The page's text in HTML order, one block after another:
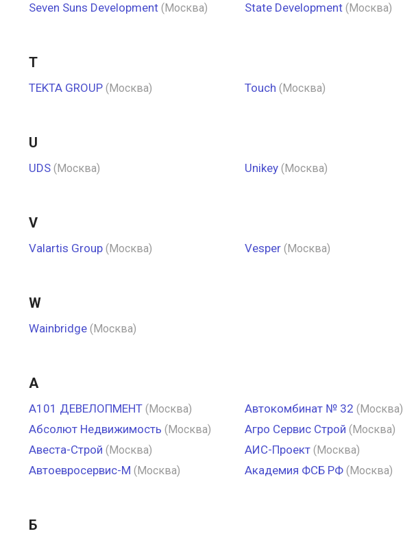
Seven Suns Development (Москва) State Development (Москва)
T
TEKTA GROUP (Москва) Touch (Москва)
U
UDS (Москва) Unikey (Москва)
V
Valartis Group (Москва) Vesper (Москва)
W
Wainbridge (Москва)
А
А101 ДЕВЕЛОПМЕНТ (Москва)
Абсолют Недвижимость (Москва)
Авеста-Строй (Москва)
Автоевросервис-М (Москва)
Автокомбинат № 32 (Москва)
Агро Сервис Строй (Москва)
АИС-Проект (Москва)
Академия ФСБ РФ (Москва)
Б